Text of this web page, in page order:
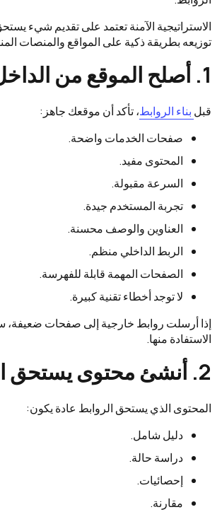
الاستراتيجية الآمنة تعتمد على تقديم شيء
توزيعه بطريقة ذكية على المواقع والمنصات
1. أصلح الموقع من الداخل أولًا
قبل بناء الروابط، تأكد أن موقعك جاهز:
صفحات الخدمات واضحة.
المحتوى مفيد.
السرعة مقبولة.
تجربة المستخدم جيدة.
العناوين والوصف محسنة.
الربط الداخلي منظم.
الصفحات المهمة قابلة للفهرسة.
لا توجد أخطاء تقنية كبيرة.
إذا أرسلت روابط خارجية إلى صفحات
الاستفادة منها.
2. أنشئ محتوى يستحق الروابط
المحتوى الذي يستحق الروابط عادة يكون:
دليل شامل.
دراسة حالة.
إحصائيات.
مقارنة.